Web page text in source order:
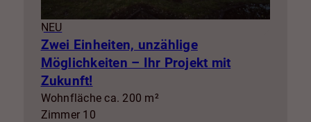
NEU
Zwei Einheiten, unzählige
Möglichkeiten – Ihr Projekt mit
Zukunft!
Wohnfläche ca. 200 m²
Zimmer 10